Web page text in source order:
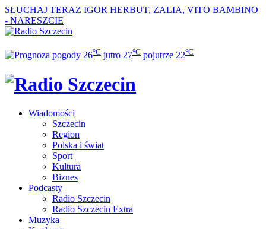
SŁUCHAJ TERAZ IGOR HERBUT, ZALIA, VITO BAMBINO
- NARESZCIE
26°C jutro 27°C pojutrze 22°C
Wiadomości
Szczecin
Region
Polska i świat
Sport
Kultura
Biznes
Podcasty
Radio Szczecin
Radio Szczecin Extra
Muzyka